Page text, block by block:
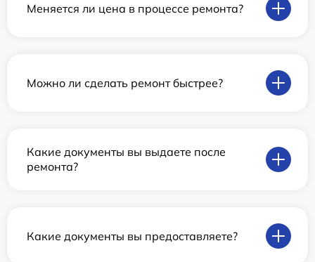
Меняется ли цена в процессе ремонта?
Можно ли сделать ремонт быстрее?
Какие документы вы выдаете после
ремонта?
Какие документы вы предоставляете?